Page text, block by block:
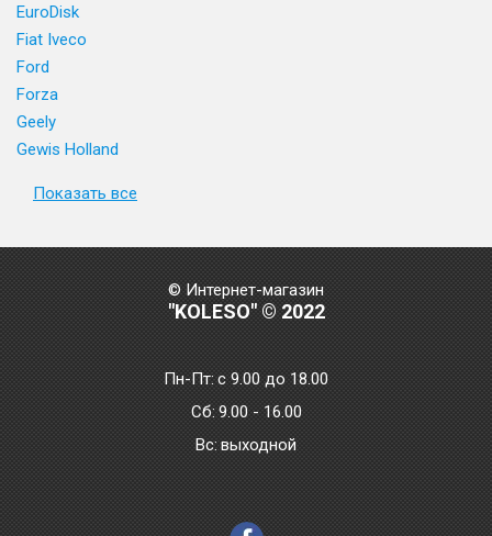
EuroDisk
Fiat Iveco
Ford
Forza
Geely
Gewis Holland
Показать все
© Интернет-магазин
"KOLESO" © 2022
Пн-Пт:с 9.00 до 18.00
Сб: 9.00 - 16.00
Bc: выходной